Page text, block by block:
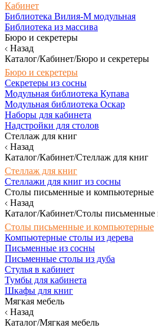
Кабинет
Библиотека Вилия-М модульная
Библиотека из массива
Бюро и секретеры
Назад
Каталог/Кабинет/Бюро и секретеры
Бюро и секретеры
Секретеры из сосны
Модульная библиотека Купава
Модульная библиотека Оскар
Наборы для кабинета
Надстройки для столов
Стеллаж для книг
Назад
Каталог/Кабинет/Стеллаж для книг
Стеллаж для книг
Стеллажи для книг из сосны
Столы письменные и компьютерные
Назад
Каталог/Кабинет/Столы
Столы письменные и компьютерные
Компьютерные столы из дерева
Письменные из сосны
Письменные столы из дуба
Стулья в кабинет
Тумбы для кабинета
Шкафы для книг
Мягкая мебель
Назад
Каталог/Мягкая мебель